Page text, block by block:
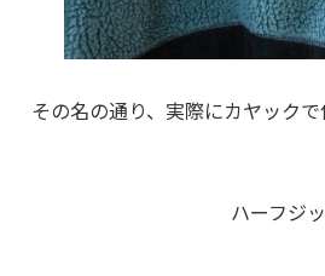
その名の通り、実際にカヤック
ハーフジ